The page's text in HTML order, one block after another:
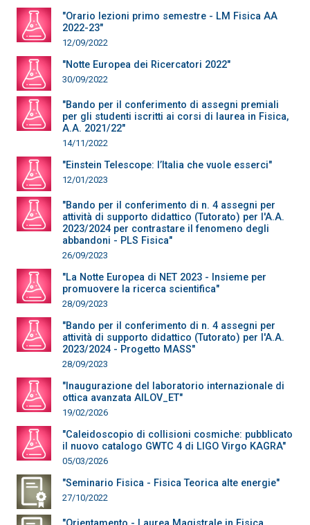
"Orario lezioni primo semestre - LM Fisica AA
2022-23"
12/09/2022
"Notte Europea dei Ricercatori 2022"
30/09/2022
"Bando per il conferimento di assegni premiali
per gli studenti iscritti ai corsi di laurea in Fisica,
A.A. 2021/22"
14/11/2022
"Einstein Telescope: l’Italia che vuole esserci"
12/01/2023
"Bando per il conferimento di n. 4 assegni per
attività di supporto didattico (Tutorato) per l'A.A.
2023/2024 per contrastare il fenomeno degli
abbandoni - PLS Fisica"
26/09/2023
"La Notte Europea di NET 2023 - Insieme per
promuovere la ricerca scientifica"
28/09/2023
"Bando per il conferimento di n. 4 assegni per
attività di supporto didattico (Tutorato) per l'A.A.
2023/2024 - Progetto MASS"
28/09/2023
"Inaugurazione del laboratorio internazionale di
ottica avanzata AILOV_ET"
19/02/2026
"Caleidoscopio di collisioni cosmiche: pubblicato
il nuovo catalogo GWTC 4 di LIGO Virgo KAGRA"
05/03/2026
"Seminario Fisica - Fisica Teorica alte energie"
27/10/2022